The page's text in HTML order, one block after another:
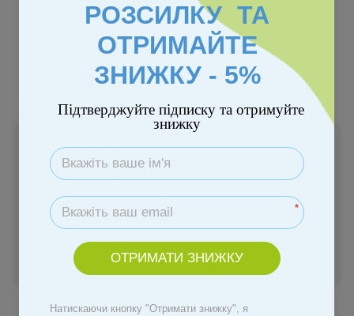
Немає в наявності
918 грн 1 020 грн
Повідомити, коли з'явиться
Увійти для відображення персональної знижки
До обраного
РОЗСИЛКУ ТА
ОТРИМАЙТЕ
ЗНИЖКУ - 5%
Підтверджуйте підписку та отримуйте
знижку
*
ОТРИМАТИ ЗНИЖКУ
Натискаючи кнопку "Отримати знижку", я